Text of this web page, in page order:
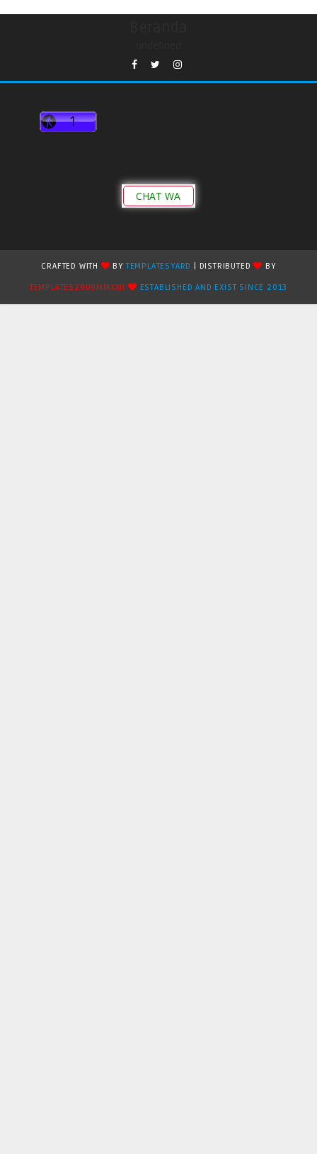
CHAT WA
CRAFTED WITH BYTEMPLATESYARD | DISTRIBUTED
BY
TEMPLATES2909MMXXII
ESTABLISHED AND EXIST SINCE 2013